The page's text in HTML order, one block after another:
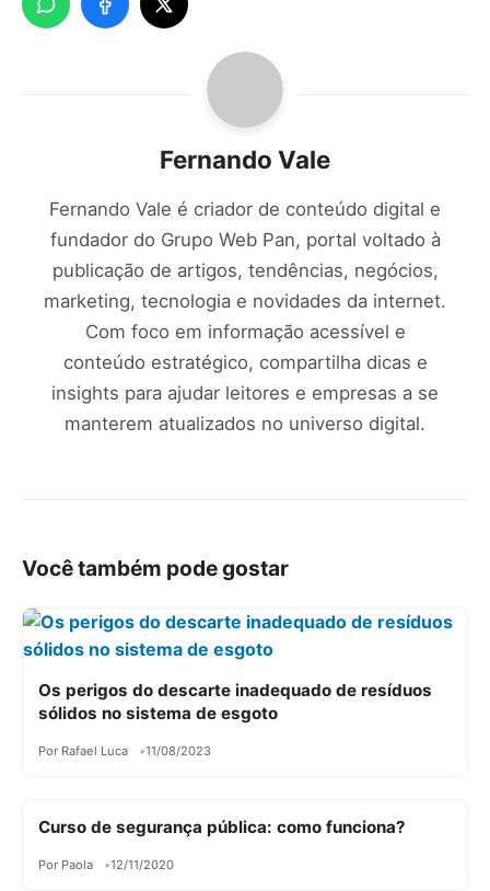
Fernando Vale
Fernando Vale é criador de conteúdo digital e
fundador do Grupo Web Pan, portal voltado à
publicação de artigos, tendências, negócios,
marketing, tecnologia e novidades da internet.
Com foco em informação acessível e
conteúdo estratégico, compartilha dicas e
insights para ajudar leitores e empresas a se
manterem atualizados no universo digital.
Você também pode gostar
Os perigos do descarte inadequado de resíduos
sólidos no sistema de esgoto
Por Rafael Luca 11/08/2023
Curso de segurança pública: como funciona?
Por Paola 12/11/2020